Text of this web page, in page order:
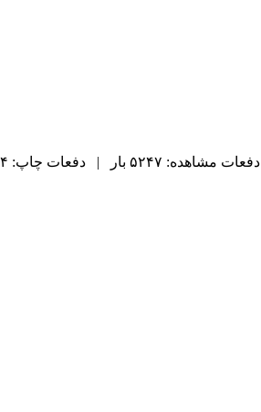
دفعات مشاهده: ۵۲۴۷ بار | دفعات چاپ: ۱۴۴۴ بار | دفعات ارسال به دیگران: ۹۵ بار |